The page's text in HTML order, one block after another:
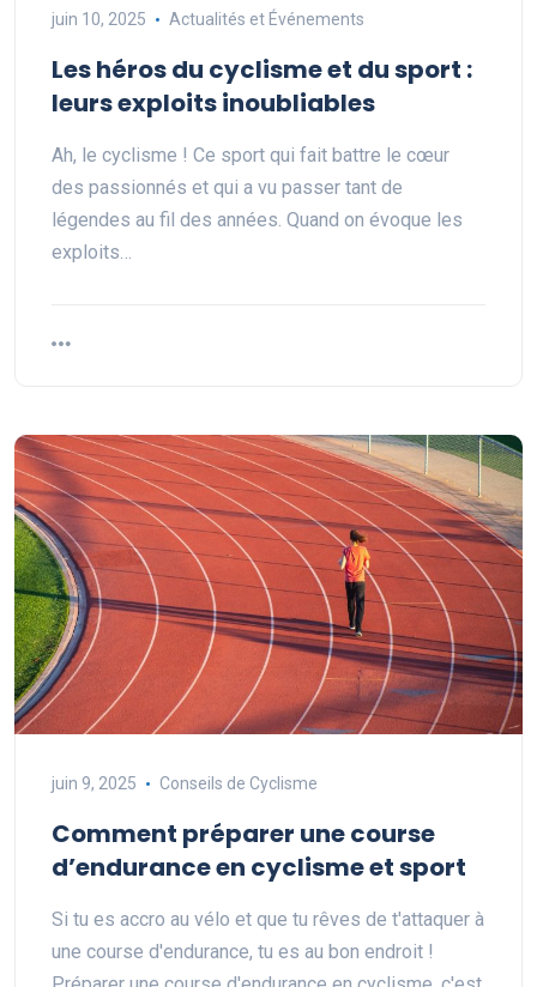
juin 10, 2025 Actualités et Événements
Les héros du cyclisme et du sport :
leurs exploits inoubliables
Ah, le cyclisme ! Ce sport qui fait battre le cœur
des passionnés et qui a vu passer tant de
légendes au fil des années. Quand on évoque les
exploits…
juin 9, 2025 Conseils de Cyclisme
Comment préparer une course
d’endurance en cyclisme et sport
Si tu es accro au vélo et que tu rêves de t'attaquer à
une course d'endurance, tu es au bon endroit !